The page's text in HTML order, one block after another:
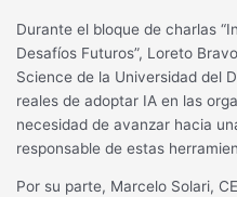
Durante el bloque de charlas
Desafíos Futuros”, Loreto
Science de la Universidad del
reales de adoptar IA en las
necesidad de avanzar hacia
responsable de estas
Por su parte, Marcelo Solari,